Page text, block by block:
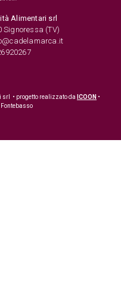
Alimentari srl
Signoressa (TV)
srl • progetto realizzato da ICOON •